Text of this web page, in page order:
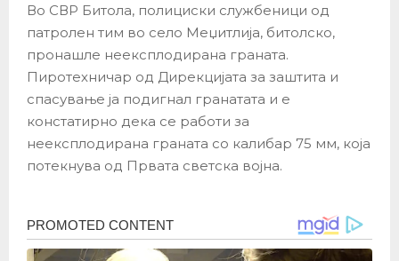
Во СВР Битола, полициски службеници од
патролен тим во село Меџитлија, битолско,
пронашле неексплодирана граната.
Пиротехничар од Дирекцијата за заштита и
спасување ја подигнал гранатата и е
констатирно дека се работи за
неексплодирана граната со калибар 75 мм, која
потекнува од Првата светска војна.